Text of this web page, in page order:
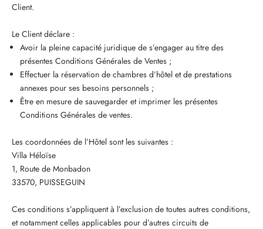
Client.
Le Client déclare :
Avoir la pleine capacité juridique de s’engager au titre des
présentes Conditions Générales de Ventes ;
Effectuer la réservation de chambres d’hôtel et de prestations
annexes pour ses besoins personnels ;
Être en mesure de sauvegarder et imprimer les présentes
Conditions Générales de ventes.
Les coordonnées de l’Hôtel sont les suivantes :
Villa Héloïse
1, Route de Monbadon
33570, PUISSEGUIN
Ces conditions s’appliquent à l’exclusion de toutes autres conditions,
et notamment celles applicables pour d’autres circuits de